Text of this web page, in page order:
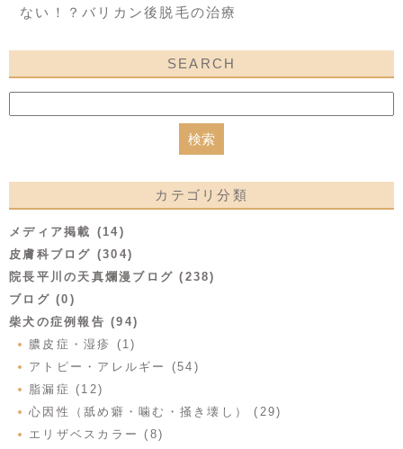
ない！？バリカン後脱毛の治療
SEARCH
カテゴリ分類
メディア掲載 (14)
皮膚科ブログ (304)
院長平川の天真爛漫ブログ (238)
ブログ (0)
柴犬の症例報告 (94)
膿皮症・湿疹 (1)
アトピー・アレルギー (54)
脂漏症 (12)
心因性（舐め癖・噛む・掻き壊し） (29)
エリザベスカラー (8)